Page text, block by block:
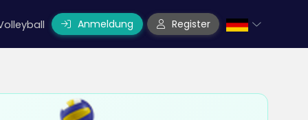
Anmeldung Register